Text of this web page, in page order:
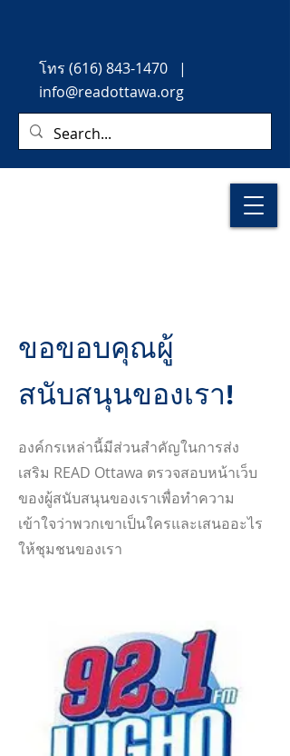
โทร (616) 843-1470 |
info@readottawa.org
ขอขอบคุณผู้
สนับสนุนของเรา!
องค์กรเหล่านี้มีส่วนสำคัญในการส่ง
เสริม READ Ottawa ตรวจสอบหน้าเว็บ
ของผู้สนับสนุนของเราเพื่อทำความ
เข้าใจว่าพวกเขาเป็นใครและเสนออะไร
ให้ชุมชนของเรา